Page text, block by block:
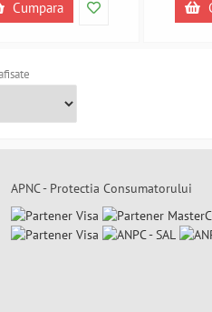
Cumpara
APNC - Protectia Consumatorului